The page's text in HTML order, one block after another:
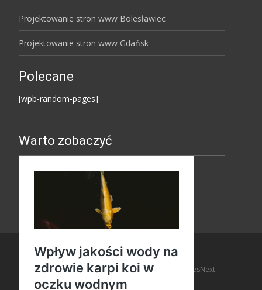
Projektowanie stron www Bolesławiec
Projektowanie stron www Gdańsk
Polecane
[wpb-random-pages]
Warto zobaczyć
Copyright © Amaro Design
Powered by WordPress, Themei-design by TemplatesNext.